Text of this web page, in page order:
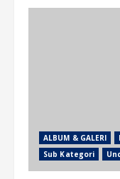
ALBUM & GALERI
Sub Kategori